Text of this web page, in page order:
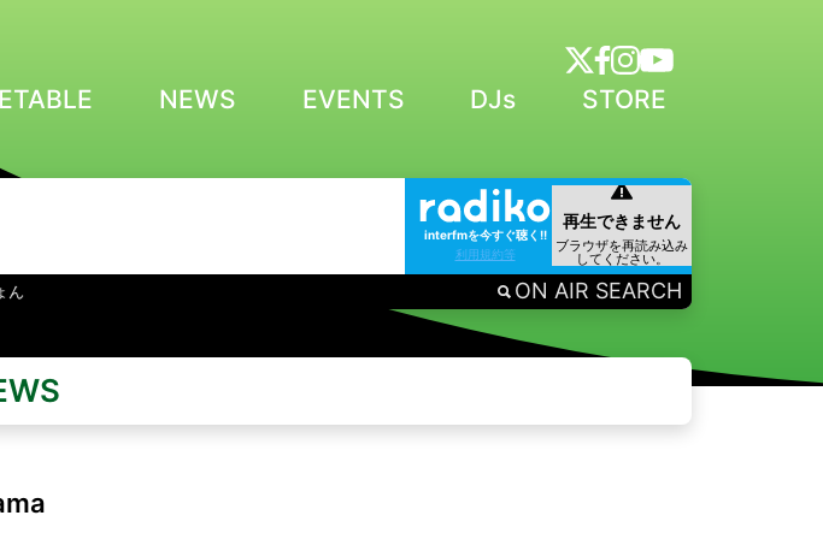
NEWS EVENTS DJs STORE
interfmを今すぐ聴く!!
利用規約等
ON AIR SEARCH